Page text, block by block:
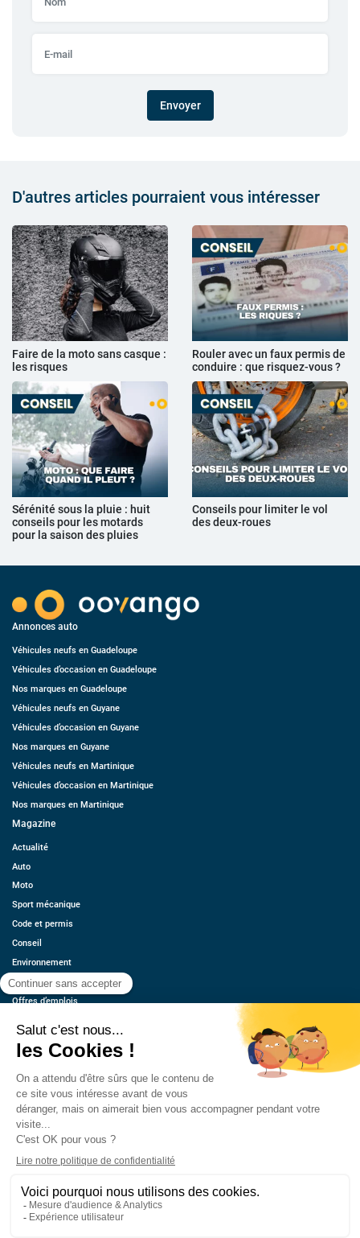
Envoyer
D'autres articles pourraient vous intéresser
Faire de la moto sans casque :
les risques
Rouler avec un faux permis de
conduire : que risquez-vous ?
Sérénité sous la pluie : huit
conseils pour les motards
pour la saison des pluies
Conseils pour limiter le vol
des deux-roues
Annonces auto
Véhicules neufs en Guadeloupe
Véhicules d’occasion en Guadeloupe
Nos marques en Guadeloupe
Véhicules neufs en Guyane
Véhicules d’occasion en Guyane
Nos marques en Guyane
Véhicules neufs en Martinique
Véhicules d’occasion en Martinique
Nos marques en Martinique
Magazine
Actualité
Auto
Moto
Sport mécanique
Code et permis
Conseil
Environnement
Économie
Offres d’emplois
Contact
Estimez votre voiture
Mentions légales
CGU